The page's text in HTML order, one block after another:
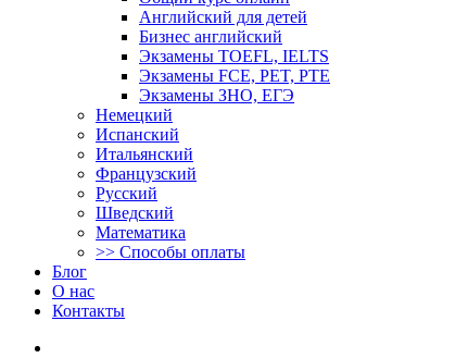
Английский для детей
Бизнес английский
Экзамены TOEFL, IELTS
Экзамены FCE, PET, PTE
Экзамены ЗНО, ЕГЭ
Немецкий
Испанский
Итальянский
Французский
Русский
Шведский
Математика
>> Способы оплаты
Блог
О нас
Контакты